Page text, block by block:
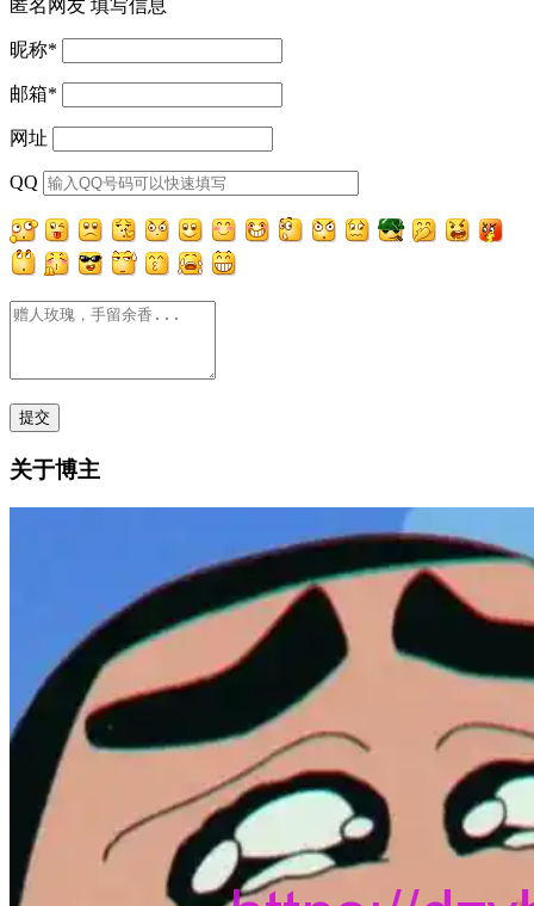
匿名网友 填写信息
昵称*
邮箱*
网址
QQ
关于博主